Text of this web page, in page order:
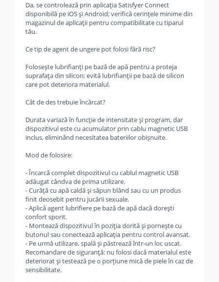
Da, se controlează prin aplicaţia Satisfyer Connect
disponibilă pe iOS şi Android; verifică cerinţele minime din
magazinul de aplicaţii pentru compatibilitate cu tiparul
tău.
Ce tip de agent de ungere pot folosi fără risc?
Foloseşte lubrifianţi pe bază de apă pentru a proteja
suprafaţa din silicon; evită lubrifianţii pe bază de silicon
care pot deteriora materialul.
Cât de des trebuie încărcat?
Durata variază în funcţie de intensitate şi program, dar
dispozitivul este cu acumulator prin cablu magnetic USB
inclus, eliminând necesitatea bateriilor obişnuite.
Mod de folosire:
- Încarcă complet dispozitivul cu cablul magnetic USB
adăugat cândva de prima utilizare.
- Curăţă cu apă caldă şi săpun blând sau cu un produs
finit deosebit pentru jucării sexuale.
- Aplică agent lubrifiere pe bază de apă dacă doreşti
confort sporit.
- Montează dispozitivul în poziţia dorită şi porneşte cu
butonul sau conectează aplicaţia pentru control avansat.
- Pe urmă utilizare, spală şi păstrează într-un loc uscat.
Recomandare de siguranţă: nu folosi dacă materialul este
deteriorat şi testează pe o porţiune mică de piele în caz de
sensibilitate.